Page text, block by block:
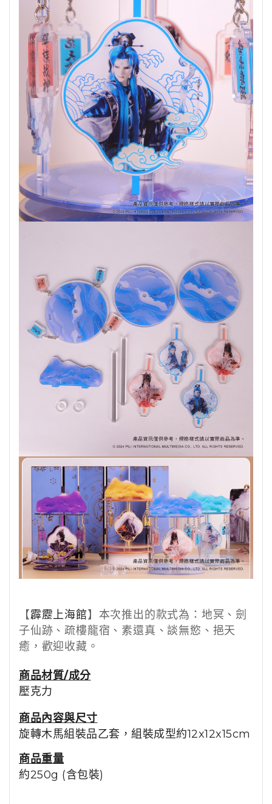
【霹靂上海館】本次推出的款式為：地冥、劍
子仙跡、疏樓龍宿、素還真、談無慾、挹天
癒，歡迎收藏。
商品材質/成分
壓克力
商品內容與尺寸
旋轉木馬組裝品乙套 ，組裝成型約12x12x15cm
商品重量
約250g (含包裝)